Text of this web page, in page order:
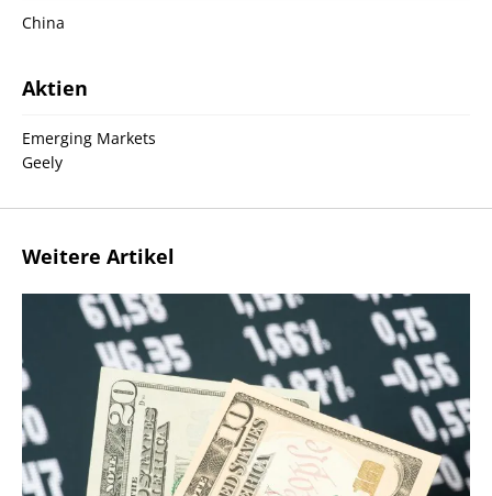
China
Aktien
Emerging Markets
Geely
Weitere Artikel